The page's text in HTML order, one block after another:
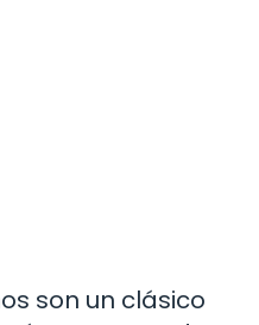
son un clásico